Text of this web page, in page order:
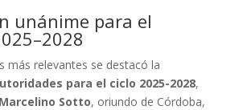
unánime para el
más relevantes se destacó la
para el ciclo 2025-2028,
Sotto, oriundo de Córdoba,